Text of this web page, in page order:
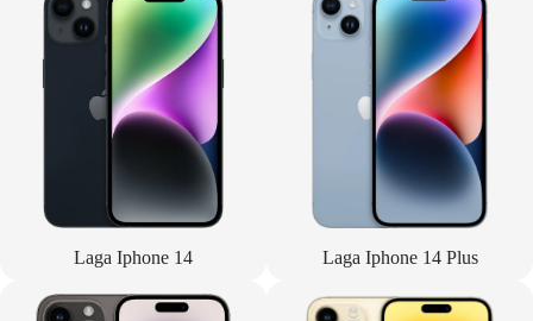
Laga Iphone 14 Laga Iphone 14 Plus